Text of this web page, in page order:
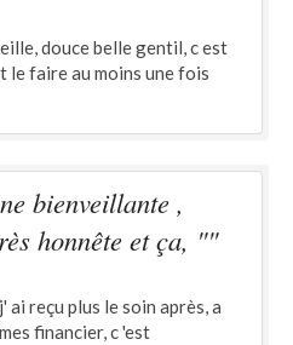
douce belle gentil, c est
le faire au moins une fois
bienveillante ,
honnête et ça, ""
reçu plus le soin après, a
financier, c 'est